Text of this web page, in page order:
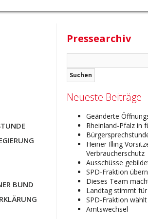
BUND
Pressearchiv
nach:
Neueste Beiträge
Geänderte
Rheinland-Pfalz in
Heiner Illing
Verbraucherschutz
Ausschüsse
SPD-Fraktion
Dieses Team
Landtag stimmt
SPD-Fraktion
Amtswechsel